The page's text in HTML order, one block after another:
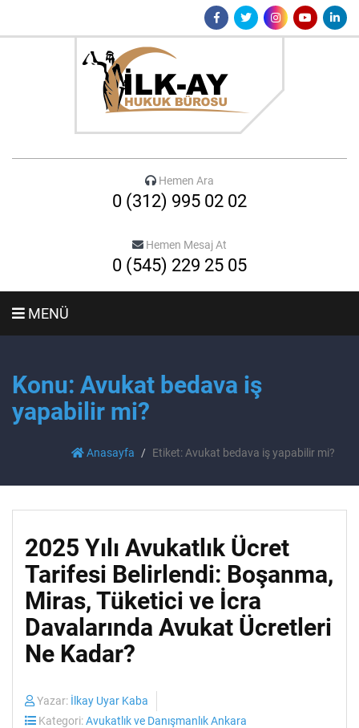
Hemen Ara
0 (312) 995 02 02
Hemen Mesaj At
0 (545) 229 25 05
MENÜ
Konu: Avukat bedava iş
yapabilir mi?
Anasayfa Etiket: Avukat bedava iş yapabilir mi?
2025 Yılı Avukatlık Ücret
Tarifesi Belirlendi: Boşanma,
Miras, Tüketici ve İcra
Davalarında Avukat Ücretleri
Ne Kadar?
Yazar: İlkay Uyar Kaba
Kategori:Avukatlık ve Danışmanlık Ankara